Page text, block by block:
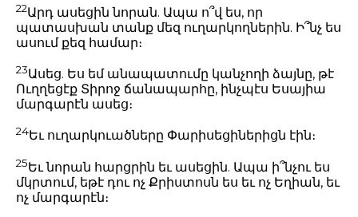
22Արդ ասեցին նորան. Ապա ո՞վ ես, որ
պատասխան տանք մեզ ուղարկողներին. Ի՞նչ ես
ասում քեզ համար։
23Ասեց. Ես եմ անապատումը կանչողի ձայնը, թէ
Ուղղեցէք Տիրոջ ճանապարհը, ինչպէս Եսայիա
մարգարէն ասեց։
24Եւ ուղարկուածները Փարիսեցիներիցն էին։
25Եւ նորան հարցրին եւ ասեցին. Ապա ի՞նչու ես
մկրտում, եթէ դու ոչ Քրիստոսն ես եւ ոչ Եղիան, եւ
ոչ մարգարէն։